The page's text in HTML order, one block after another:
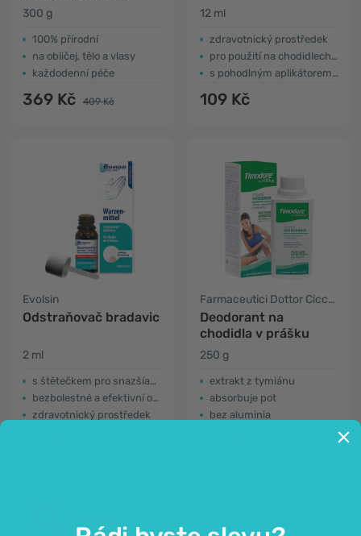
300 g
100% přírodní
na obličej, tělo a vlasy
každodenní péče
369 Kč 409 Kč
12 ml
zdravotnický prostředek
pro použití na chodidlech a dlaních
s pohodlným aplikátorem pro nanášení
109 Kč
Evolsin
Odstraňovač bradavic
2 ml
s štětečkem pro snazšíaplikaci
bezbolestné a efektivní odstranění
zdravotnický prostředek
Farmaceutici Dottor Ciccarelli
Deodorant na
chodidla v prášku
250 g
extrakt z tymiánu
absorbuje pot
bez aluminia